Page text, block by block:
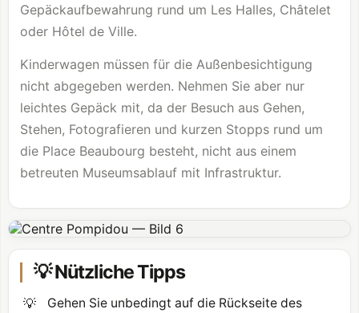
Gepäckaufbewahrung rund um Les Halles, Châtelet
oder Hôtel de Ville.
Kinderwagen müssen für die Außenbesichtigung
nicht abgegeben werden. Nehmen Sie aber nur
leichtes Gepäck mit, da der Besuch aus Gehen,
Stehen, Fotografieren und kurzen Stopps rund um
die Place Beaubourg besteht, nicht aus einem
betreuten Museumsablauf mit Infrastruktur.
💡 Nützliche Tipps
💡
Gehen Sie unbedingt auf die Rückseite des